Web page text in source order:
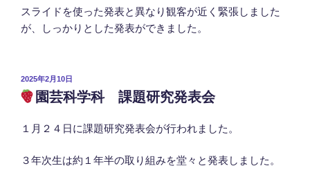
スライドを使った発表と異なり観客が近く緊張しました
が、しっかりとした発表ができました。
投
稿
日:
2025年2月10日
園芸科学科 課題研究発表会
１月２４日に課題研究発表会が行われました。
３年次生は約１年半の取り組みを堂々と発表しました。